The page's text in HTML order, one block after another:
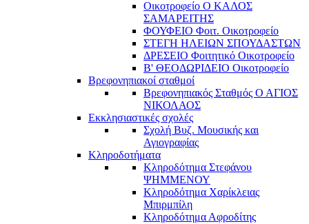
Οικοτροφείο Ο ΚΑΛΟΣ
ΣΑΜΑΡΕΙΤΗΣ
ΦΟΥΦΕΙΟ Φοιτ. Οικοτροφείο
ΣΤΕΓΗ ΗΛΕΙΩΝ ΣΠΟΥΔΑΣΤΩΝ
ΔΡΕΣΕΙΟ Φοιτητικό Οικοτροφείο
Β' ΘΕΟΔΩΡΙΔΕΙΟ Οικοτροφείο
Βρεφονηπιακοί σταθμοί
Βρεφονηπιακός Σταθμός Ο ΑΓΙΟΣ
ΝΙΚΟΛΑΟΣ
Εκκλησιαστικές σχολές
Σχολή Βυζ. Μουσικής και
Αγιογραφίας
Κληροδοτήματα
Κληροδότημα Στεφάνου
ΨΗΜΜΕΝΟΥ
Κληροδότημα Χαρίκλειας
Μπιρμπίλη
Κληροδότημα Αφροδίτης